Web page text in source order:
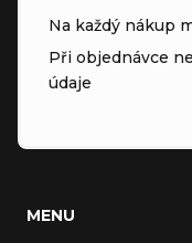
Na každý nákup
Při objednávce
údaje
MENU